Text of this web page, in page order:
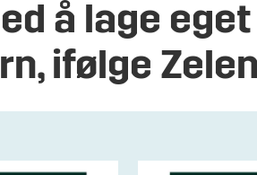
å lage eget
ifølge